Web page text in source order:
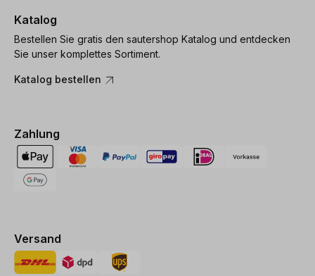
Katalog
Bestellen Sie gratis den sautershop Katalog und entdecken
Sie unser komplettes Sortiment.
Katalog bestellen
Zahlung
Versand